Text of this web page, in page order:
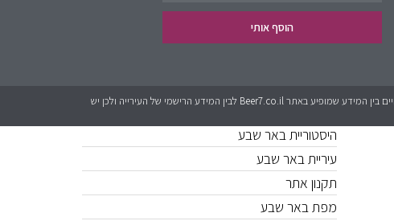
נדל״ן
קישורים חשובים
היסטוריית באר שבע
עיריית באר שבע
תקנון אתר
מפת באר שבע
הוסף אותי
כל המידע אשר מופיע באתר Beer7.co.il הוא בגדר המלצה בלבד. לאתר אין קשר לגורמים מטעם עיריית באר שבע או האתרים הרישמים. יכול להיות שישנם שינויים בין המידע שמופיע באתר Beer7.co.il לבין המידע הרישמי של העירייה ולכן יש